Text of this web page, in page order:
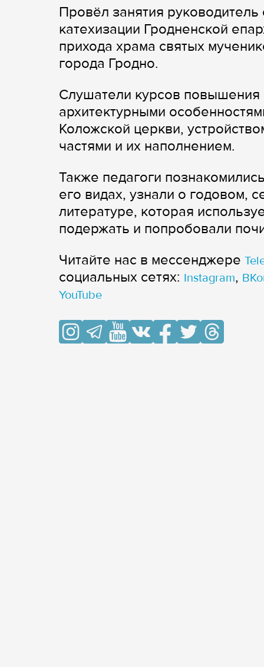
Провёл занятия
катехизации Гродненской
прихода храма святых
города Гродно.
Слушатели курсов повышения
архитектурными
Коложской церкви,
частями и их наполнением.
Также педагоги
его видах, узнали о годовом,
литературе, которая
подержать и попробовали
Читайте нас в мессенджере
cоциальных сетях: Instagram,
YouTube